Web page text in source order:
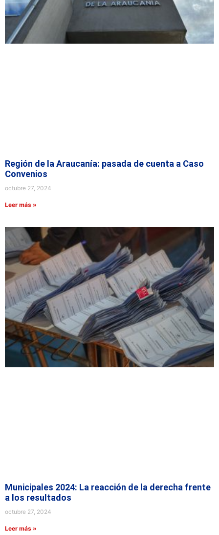
Región de la Araucanía: pasada de cuenta a Caso
Convenios
octubre 27, 2024
Leer más »
Municipales 2024: La reacción de la derecha frente
a los resultados
octubre 27, 2024
Leer más »